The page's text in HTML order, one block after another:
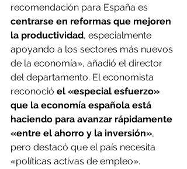
recomendación para España es
centrarse en reformas que mejoren
la productividad, especialmente
apoyando a los sectores más nuevos
de la economía», añadió el director
del departamento. El economista
reconoció el «especial esfuerzo»
que la economía española está
haciendo para avanzar rápidamente
«entre el ahorro y la inversión»,
pero destacó que el país necesita
«políticas activas de empleo».